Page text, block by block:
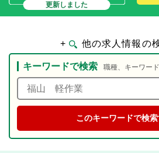
更新しました
+ 他の求人情報の
キーワードで検索 職種、キーワー